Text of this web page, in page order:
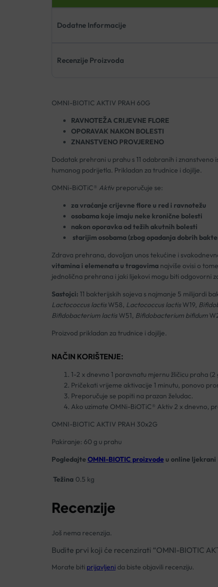
Dodatne Informacije
Recenzije Proizvoda
OMNI-BIOTIC AKTIV PRAH 60G
RAVNOTEŽA CRIJEVNE FLORE
OPORAVAK NAKON BOLESTI
ZNANSTVENO PROVJERENO
Dodatak prehrani u prahu s 11 odabranih i
humanog podrijetla. Prikladan za trudnice i dojilje.
OMNi-BiOTiC® Aktiv preporučuje se:
za vraćanje crijevne flore u red i ravnotežu
osobama koje imaju neke kronične bolesti
nakon oporavka od težih akutnih bolesti
starijim osobama (zbog opadanja dobrih
Zdrava prehrana, dovoljan unos tekućine i
vitamina i elemenata u tragovimanajviše ovisi o
jednolična prehrana i jaki lijekovi mogu biti odgovorni
Sastojci: 11 bakterijskih sojeva s najmanje 5 milijardi
Lactococcus lactisW58, Lactococcus lactisW19,
Bifidobacterium lactisW51, Bifidobacterium bifidum
Proizvod prikladan za trudnice i dojilje.
NAČIN KORIŠTENJE:
1-2 x dnevno 1 poravnatu mjernu žličicu praha
Pričekati vrijeme aktivacije 1 minutu, ponovo
Preporučuje se popiti na prazan želudac.
Ako uzimate OMNi-BiOTiC® Aktiv 2 x dnevno,
OMNI-BIOTIC AKTIV PRAH 30x2G
Pakiranje: 60 g u prahu
Pogledajte OMNI-BIOTIC proizvodeu online ljekrani
Težina 0.5 kg
Recenzije
Još nema recenzija.
Budite prvi koji će recenzirati “OMNI-BIOTIC
Morate biti prijavljeni da biste objavili recenziju.